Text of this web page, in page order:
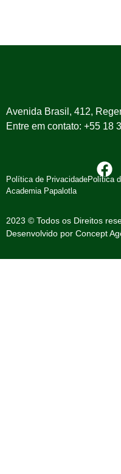
Avenida Brasil, 412,
Entre em contato: +55 18
Política de PrivacidadePolítica
Academia Papalotla
2023 © Todos os Direitos
Desenvolvido por Concept